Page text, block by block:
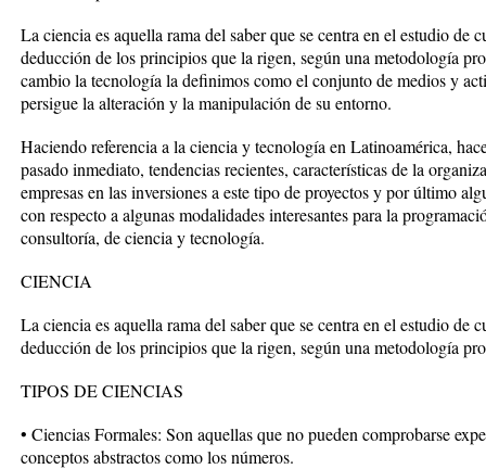
La ciencia es aquella rama del saber que se centra en el estudio de
deducción de los principios que la rigen, según una metodología
cambio la tecnología la definimos como el conjunto de medios y
persigue la alteración y la manipulación de su entorno.
Haciendo referencia a la ciencia y tecnología en Latinoamérica,
pasado inmediato, tendencias recientes, características de la
empresas en las inversiones a este tipo de proyectos y por último
con respecto a algunas modalidades interesantes para la
consultoría, de ciencia y tecnología.
CIENCIA
La ciencia es aquella rama del saber que se centra en el estudio de
deducción de los principios que la rigen, según una metodología
TIPOS DE CIENCIAS
• Ciencias Formales: Son aquellas que no pueden comprobarse
conceptos abstractos como los números.